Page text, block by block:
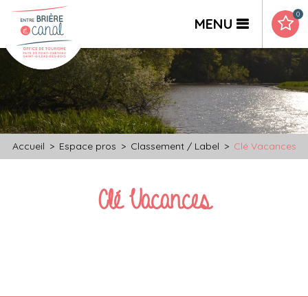
MENU
0
Accueil > Espace pros > Classement / Label > Clé Vacances
Clé Vacances